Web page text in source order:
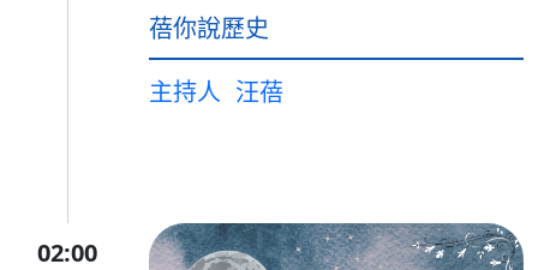
蓓你說歷史
主持人 汪蓓
02:00